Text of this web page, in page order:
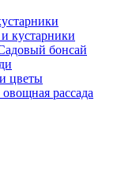
кустарники
бонсай
цветы
рассада